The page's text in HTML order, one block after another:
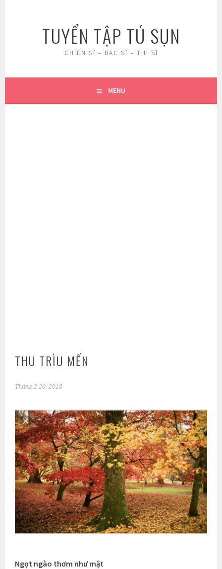
TUYỂN TẬP TÚ SỤN
CHIẾN SĨ – BÁC SĨ – THI SĨ
MENU
THU TRÌU MẾN
Tháng 2 20, 2018
Ngọt ngào thơm như mật